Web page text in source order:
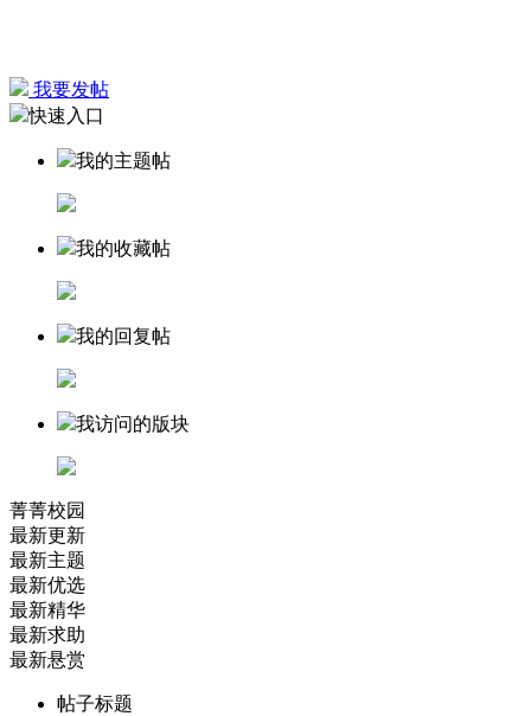
我要发帖
快速入口
我的主题帖
我的收藏帖
我的回复帖
我访问的版块
菁菁校园
最新更新
最新主题
最新优选
最新精华
最新求助
最新悬赏
帖子标题